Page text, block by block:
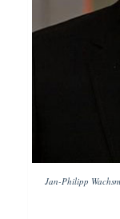
Jan-Philipp